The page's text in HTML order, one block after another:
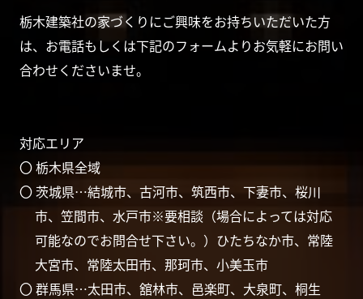
栃木建築社の家づくりにご興味をお持ちいただいた方
は、お電話もしくは下記のフォームよりお気軽にお問い
合わせくださいませ。
対応エリア
〇 栃木県全域
〇 茨城県…結城市、古河市、筑西市、下妻市、桜川
市、笠間市、水戸市※要相談（場合によっては対応
可能なのでお問合せ下さい。）ひたちなか市、常陸
大宮市、常陸太田市、那珂市、小美玉市
〇 群馬県…太田市、舘林市、邑楽町、大泉町、桐生